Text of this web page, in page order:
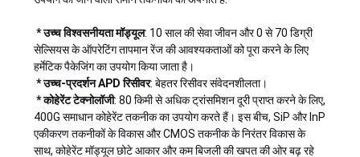
* उच्च विश्वसनीयता मॉड्यूल: 10 साल की सेवा जीवन और 0 से 70 डिग्री
सेल्सियस के ऑपरेटिंग तापमान रेंज की आवश्यकताओं को पूरा करने के लिए
हर्मेटिक पैकेजिंग का उपयोग किया जाता है।
* उच्च-प्रदर्शन APD रिसीवर: बेहतर रिसीवर संवेदनशीलता।
* कोहेरेंट टेक्नोलॉजी: 80 किमी से अधिक ट्रांसमिशन दूरी प्राप्त करने के लिए,
400G समाधान कोहेरेंट तकनीक का उपयोग करते हैं। इस बीच, SiP और InP
एकीकरण तकनीकों के विकास और CMOS तकनीक के निरंतर विकास के
साथ, कोहेरेंट मॉड्यूल छोटे आकार और कम बिजली की खपत की ओर बढ़ रहे